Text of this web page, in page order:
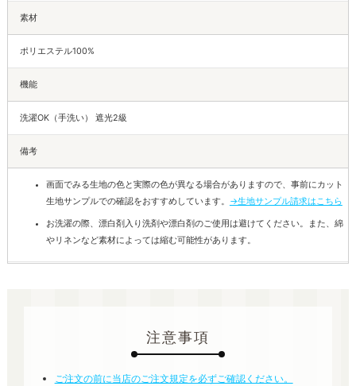
素材
ポリエステル100%
機能
洗濯OK（手洗い） 遮光2級
備考
画面でみる生地の色と実際の色が異なる場合がありますので、事前にカット
生地サンプルでの確認をおすすめしています。 →生地サンプル請求はこちら
お洗濯の際、漂白剤入り洗剤や漂白剤のご使用は避けてください。また、綿
やリネンなど素材によっては縮む可能性があります。
注意事項
ご注文の前に当店のご注文規定を必ずご確認ください。